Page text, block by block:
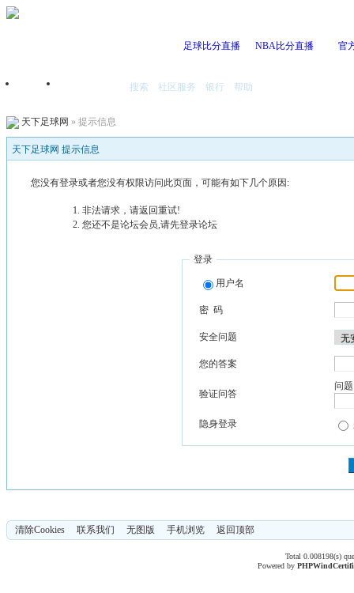
足球比分直播 NBA比分直播 官
首页 搜索 社区服务 银行 帮助
天下足球网 » 提示信息
天下足球网 提示信息
您没有登录或者您没有权限访问此页面，可能有如下几个原因:
非法请求，请返回重试!
您还不是论坛会员,请先登录论坛
登录
用户名
密 码
安全问题
您的答案
验证问答
问
隐身登录
清除Cookies 联系我们 无图版 手机浏览 返回顶部
Total 0.008198(s)
Powered byPHPWind